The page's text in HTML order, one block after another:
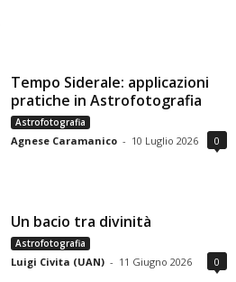
Tempo Siderale: applicazioni
pratiche in Astrofotografia
Astrofotografia
Agnese Caramanico - 10 Luglio 2026 0
Un bacio tra divinità
Astrofotografia
Luigi Civita (UAN) - 11 Giugno 2026 0